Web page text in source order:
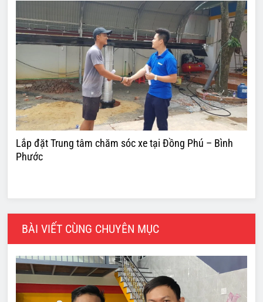
Lắp đặt Trung tâm chăm sóc xe tại Đồng Phú – Bình
Phước
BÀI VIẾT CÙNG CHUYÊN MỤC